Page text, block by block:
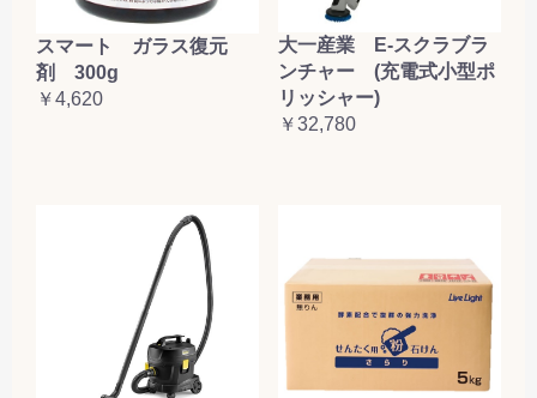
スマート ガラス復元
剤 300g
￥4,620
大一産業 E-スクラブラ
ンチャー (充電式小型ポ
リッシャー)
￥32,780